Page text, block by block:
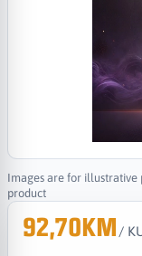
Images are for illustrative
product
92,70KM /